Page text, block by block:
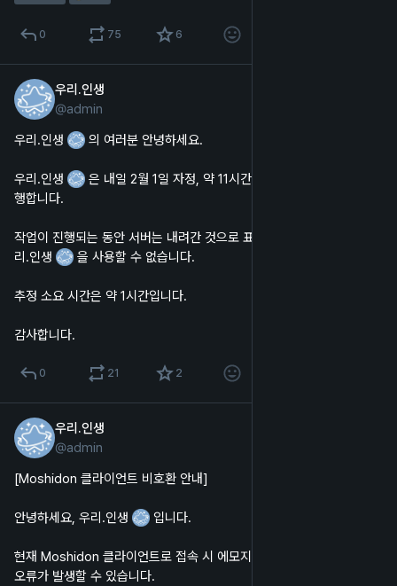
0 75 6
우리.인생
@admin
우리.인생
의 여러분 안녕하세요.
우리.인생
은 내일 2월 1일 자정, 약 11시간 후에 서버 업데이트를 진
행합니다.
작업이 진행되는 동안 서버는 내려간 것으로 표시되며, 웹 및 앱에서 우
리.인생
을 사용할 수 없습니다.
추정 소요 시간은 약 1시간입니다.
감사합니다.
0 21 2
우리.인생
@admin
[Moshidon 클라이언트 비호환 안내]
안녕하세요, 우리.인생 입니다.
현재 Moshidon 클라이언트로 접속 시 에모지 리액션 처리 관련 검증
오류가 발생할 수 있습니다.